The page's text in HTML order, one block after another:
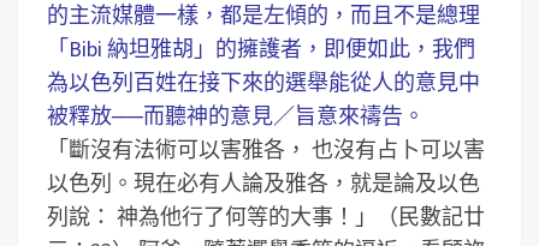
的主流媒體一樣，都是左傾的，而且不是總理
「Bibi 納坦雅胡」的擁護者，即便如此，我們
為以色列百姓在接下來的選舉能從人的意見中
被釋放──而聽神的意見／旨意來禱告。
「斷沒有法術可以害雅各， 也沒有占卜可以害
以色列。現在必有人論及雅各，就是論及以色
列說： 神為他行了何等的大事！」（民數記廿